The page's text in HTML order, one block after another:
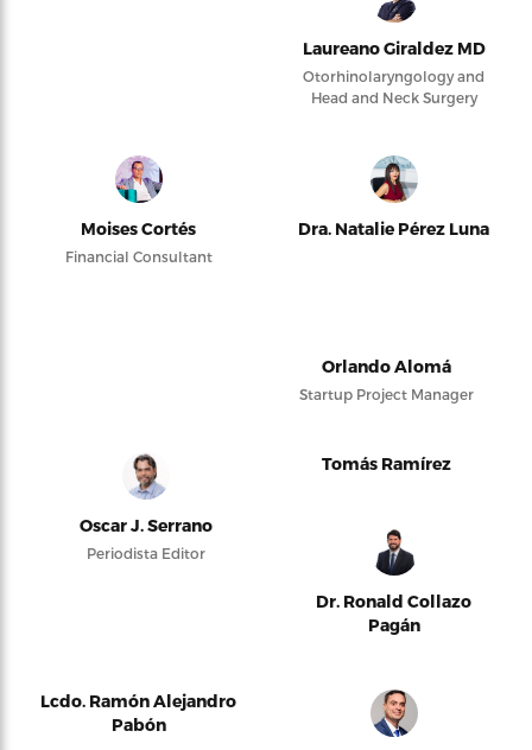
Laureano Giraldez MD
Otorhinolaryngology and
Head and Neck Surgery
Moises Cortés
Financial Consultant
Dra. Natalie Pérez Luna
Orlando Alomá
Startup Project Manager
Oscar J. Serrano
Periodista Editor
Tomás Ramírez
Dr. Ronald Collazo
Pagán
Lcdo. Ramón Alejandro
Pabón